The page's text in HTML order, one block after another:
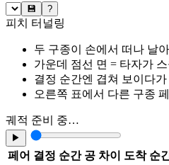
💾 ?
피치 터널링
두 구종이 손에서 떠나 날
가운데 점선 면 = 타자가
결정 순간엔 겹쳐 보이다
오른쪽 표에서 다른 구종
궤적 준비 중…
▶
페어 결정 순간 공 차이 도착 순